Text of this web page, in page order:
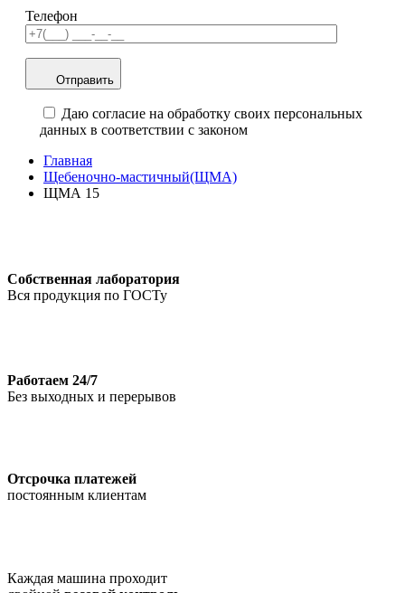
Телефон
Отправить
Даю согласие на обработку своих персональных
данных в соответствии с законом
Главная
Щебеночно-мастичный(ЩМА)
ЩМА 15
Собственная лаборатория
Вся продукция по ГОСТу
Работаем 24/7
Без выходных и перерывов
Отсрочка платежей
постоянным клиентам
Каждая машина проходит